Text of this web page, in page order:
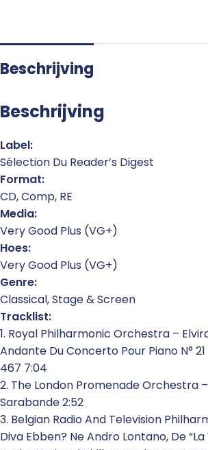
Beschrijving
Beschrijving
Label:
Sélection Du Reader’s Digest
Format:
CD, Comp, RE
Media:
Very Good Plus (VG+)
Hoes:
Very Good Plus (VG+)
Genre:
Classical, Stage & Screen
Tracklist:
1. Royal Philharmonic Orchestra –
Andante Du Concerto Pour Piano N° 21
467 7:04
2. The London Promenade Orchestra
Sarabande 2:52
3. Belgian Radio And Television
Diva Ebben? Ne Andro Lontano, De “La